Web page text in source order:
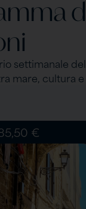
settimanale
mare, cultura
€